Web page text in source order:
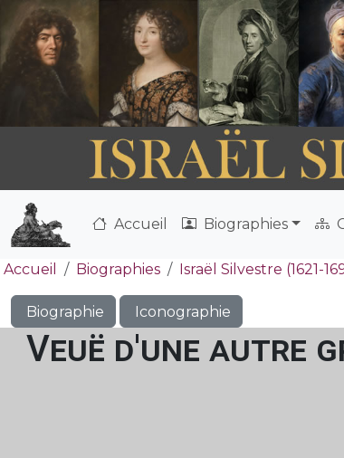
Accueil Biographies
Accueil Biographies Israël Silvestre (1621-
Biographie Iconographie
Veuë d'une autre